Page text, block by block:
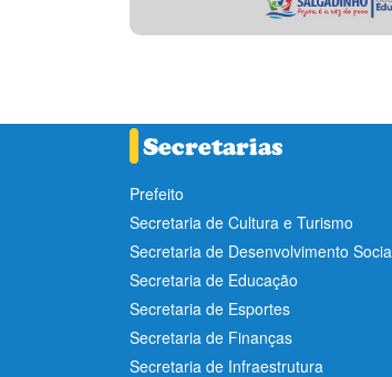
Prefeito
Secretaria de Cultura e Turismo
Secretaria de Desenvolvimento
Secretaria de Educação
Secretaria de Esportes
Secretaria de Finanças
Secretaria de Infraestrutura